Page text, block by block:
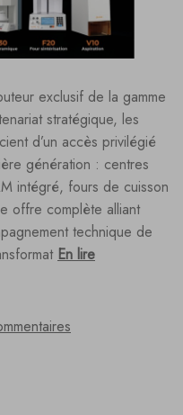
exclusif de la gamme
stratégique, les
d’un accès privilégié
génération : centres
intégré, fours de cuisson
offre complète alliant
technique de
En lire